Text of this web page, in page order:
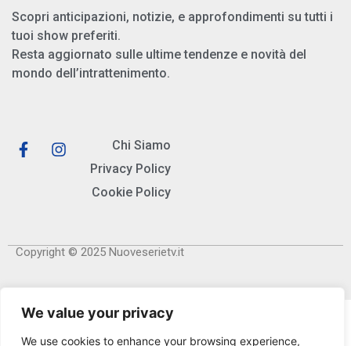
We value your privacy
We use cookies to enhance your browsing experience,
Scopri anticipazioni, notizie, e approfondimenti su tutti i
tuoi show preferiti.
Resta aggiornato sulle ultime tendenze e novità del
mondo dell’intrattenimento.
Chi Siamo
Privacy Policy
Cookie Policy
Copyright © 2025 Nuoveserietv.it